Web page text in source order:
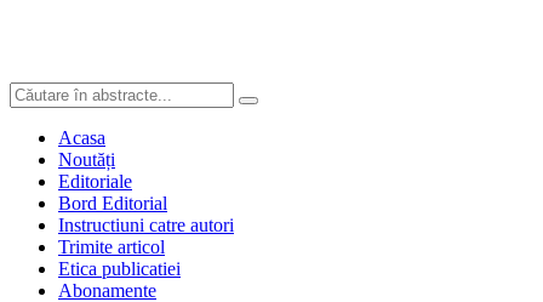
Acasa
Noutăți
Editoriale
Bord Editorial
Instructiuni catre autori
Trimite articol
Etica publicatiei
Abonamente